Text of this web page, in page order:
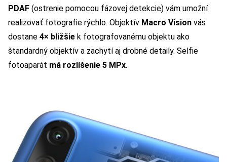
PDAF (ostrenie pomocou fázovej detekcie) vám umožní
realizovať fotografie rýchlo. Objektív Macro Vision vás
dostane 4× bližšie k fotografovanému objektu ako
štandardný objektív a zachytí aj drobné detaily. Selfie
fotoaparát má rozlíšenie 5 MPx.